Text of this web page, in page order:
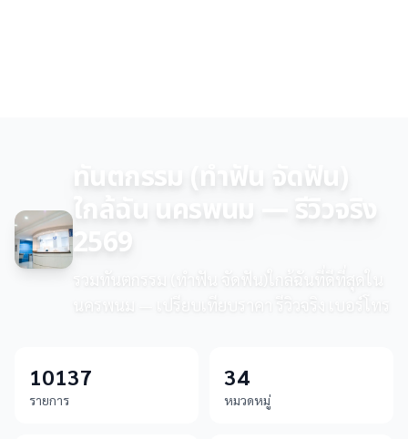
ทันตกรรม (ทำฟัน จัดฟัน)
ใกล้ฉัน นครพนม — รีวิวจริง
2569
รวมทันตกรรม (ทำฟัน จัดฟัน)ใกล้ฉันที่ดีที่สุดใน
นครพนม — เปรียบเทียบราคา รีวิวจริง เบอร์โทร
10137
รายการ
34
หมวดหมู่